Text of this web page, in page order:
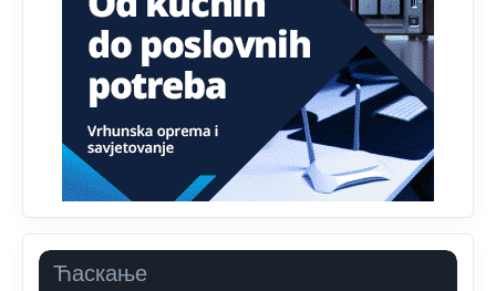
Ћаскање
Анонимно2810587 38 пре мин.
Evo dasak vijetra s Romanije,neko iz publike povika,ma
pusti ih ciganija...pocetkom ovog vjeka,neko rece za
Radovana i Ratka kaki su oni srbi...i poce dalje da
besjedi znam ja dobro sta je bilo u Ag-ci...
Анонимно2810587
35 пре мин.
Proguglajte
Анонимно2810587